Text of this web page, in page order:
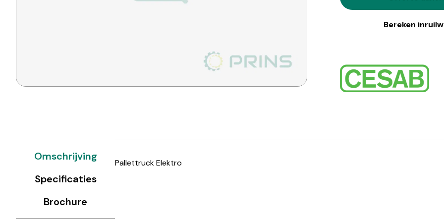
Bereken
Omschrijving
Specificaties
Brochure
Pallettruck Elektro